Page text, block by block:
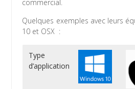
commercial.
Quelques exemples avec leurs
10 et OSX :
Type
d’application